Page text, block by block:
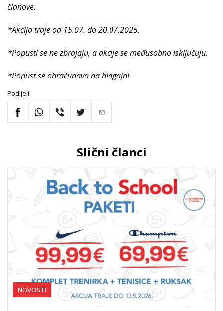
članove.
*Akcija traje od 15.07. do 20.07.2025.
*Popusti se ne zbrajaju, a akcije se međusobno isključuju.
*Popust se obračunava na blagajni.
Podijeli
Slični članci
NOVOSTI